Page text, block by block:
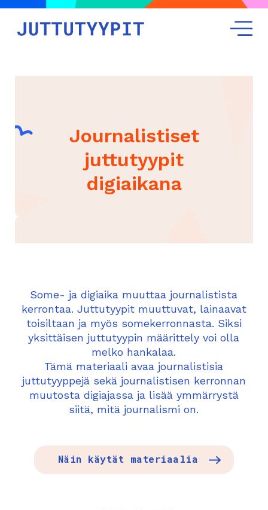
Journalistiset
juttutyypit
digiaikana
Some- ja digiaika muuttaa journalistista
kerrontaa. Juttutyypit muuttuvat, lainaavat
toisiltaan ja myös somekerronnasta. Siksi
yksittäisen juttutyypin määrittely voi olla
melko hankalaa.
Tämä materiaali avaa journalistisia
juttutyyppejä sekä journalistisen kerronnan
muutosta digiajassa ja lisää ymmärrystä
siitä, mitä journalismi on.
Näin käytät materiaalia